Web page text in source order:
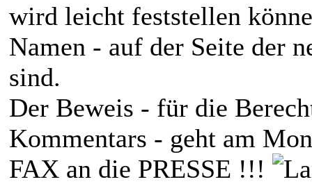
wird leicht feststellen
Namen - auf der Seite der
sind.
Der Beweis - für die
Kommentars - geht am
FAX an die PRESSE !!!